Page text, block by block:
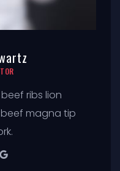
ribs lion
magna tip